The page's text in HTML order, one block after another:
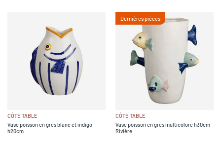
CÔTÉ TABLE
Vase poisson en grès blanc et indigo
h20cm
Dernières pièces
CÔTÉ TABLE
Vase poisson en grès multicolore h30cm -
Rivière